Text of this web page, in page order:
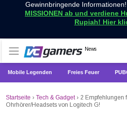
Gewinnbringende Informationen!
MISSIONEN ab und verdiene
Rupiah! Hier
News
Holen Sie sich
VCGamers
Mobile Legenden Freies Feuer
Startseite › Tech & Gadget› 2 Empfehlungen
Ohrhörer/Headsets von Logitech G!